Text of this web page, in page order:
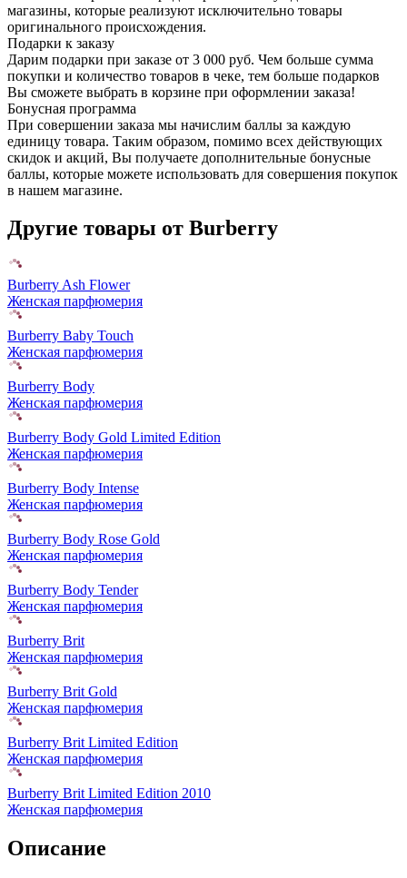
магазины, которые реализуют исключительно товары
оригинального происхождения.
Подарки к заказу
Дарим подарки при заказе от 3 000 руб. Чем больше сумма
покупки и количество товаров в чеке, тем больше подарков
Вы сможете выбрать в корзине при оформлении заказа!
Бонусная программа
При совершении заказа мы начислим баллы за каждую
единицу товара. Таким образом, помимо всех действующих
скидок и акций, Вы получаете дополнительные бонусные
баллы, которые можете использовать для совершения покупок
в нашем магазине.
Другие товары от Burberry
Burberry Ash Flower
Женская парфюмерия
Burberry Baby Touch
Женская парфюмерия
Burberry Body
Женская парфюмерия
Burberry Body Gold Limited Edition
Женская парфюмерия
Burberry Body Intense
Женская парфюмерия
Burberry Body Rose Gold
Женская парфюмерия
Burberry Body Tender
Женская парфюмерия
Burberry Brit
Женская парфюмерия
Burberry Brit Gold
Женская парфюмерия
Burberry Brit Limited Edition
Женская парфюмерия
Burberry Brit Limited Edition 2010
Женская парфюмерия
Описание